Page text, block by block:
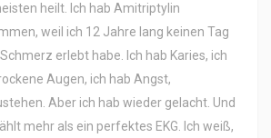
heilt. Ich hab Amitriptylin
weil ich 12 Jahre lang keinen Tag
erlebt habe. Ich hab Karies, ich
Augen, ich hab Angst,
Aber ich hab wieder gelacht. Und
mehr als ein perfektes EKG. Ich weiß,